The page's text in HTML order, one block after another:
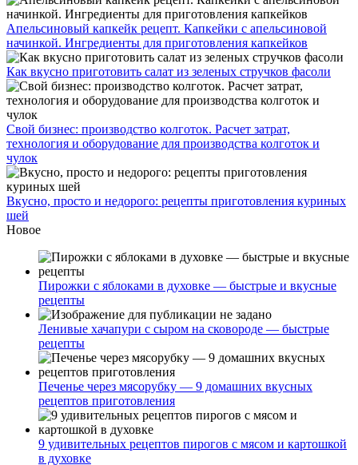
Апельсиновый капкейк рецепт. Капкейки с апельсиновой
начинкой. Ингредиенты для приготовления капкейков
Как вкусно приготовить салат из зеленых стручков фасоли
Свой бизнес: производство колготок. Расчет затрат,
технология и оборудование для производства колготок и
чулок
Вкусно, просто и недорого: рецепты приготовления куриных
шей
Новое
Пирожки с яблоками в духовке — быстрые и вкусные
рецепты
Ленивые хачапури с сыром на сковороде — быстрые
рецепты
Печенье через мясорубку — 9 домашних вкусных
рецептов приготовления
9 удивительных рецептов пирогов с мясом и картошкой
в духовке